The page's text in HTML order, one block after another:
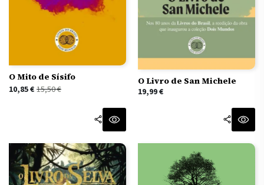
O Mito de Sísifo
15,50€
O
15,50 €.
10,85€
O
10,85 €.
O Livro de San Michele
19,99€